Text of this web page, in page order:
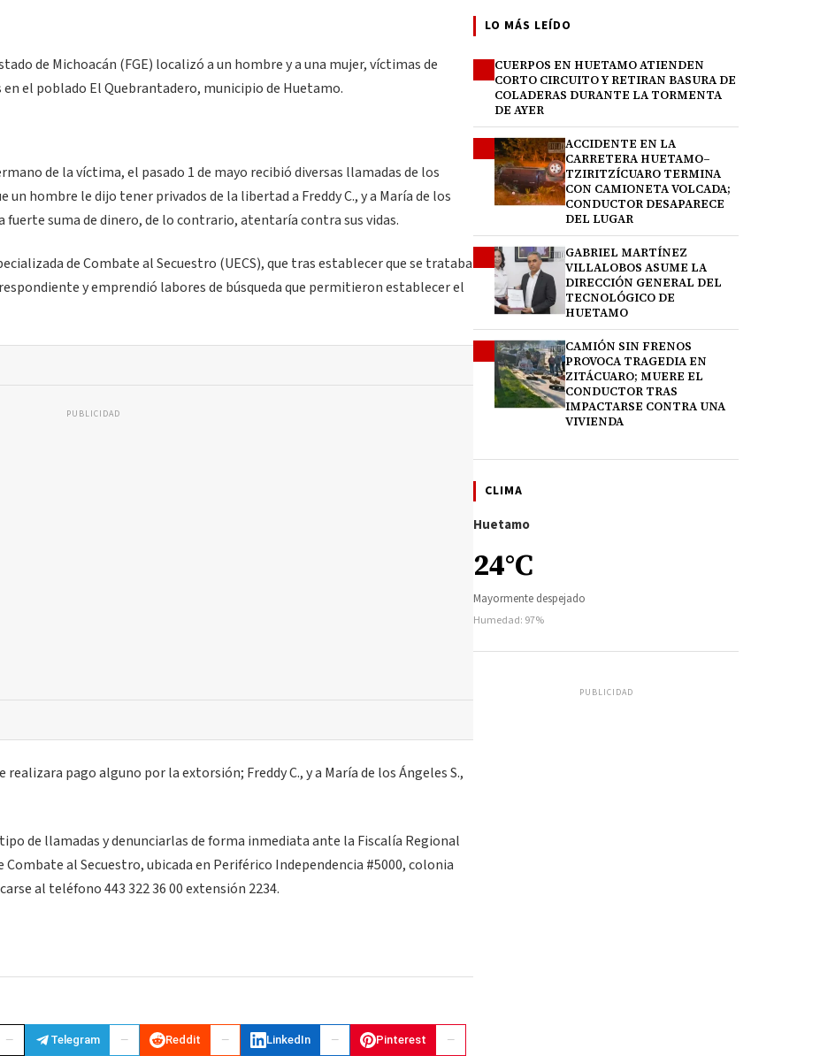
de Michoacán (FGE) localizó a un hombre y a una mujer, víctimas de
el poblado El Quebrantadero, municipio de Huetamo.
de la víctima, el pasado 1 de mayo recibió diversas llamadas de los
un hombre le dijo tener privados de la libertad a Freddy C., y a María de los
fuerte suma de dinero, de lo contrario, atentaría contra sus vidas.
de Combate al Secuestro (UECS), que tras establecer que se trataba
y emprendió labores de búsqueda que permitieron establecer el
PUBLICIDAD
pago alguno por la extorsión; Freddy C., y a María de los Ángeles S.,
de llamadas y denunciarlas de forma inmediata ante la Fiscalía Regional
Combate al Secuestro, ubicada en Periférico Independencia #5000, colonia
al teléfono 443 322 36 00 extensión 2234.
Telegram Reddit LinkedIn Pinterest
LO MÁS LEÍDO
CUERPOS EN HUETAMO ATIENDEN
CORTO CIRCUITO Y RETIRAN BASURA DE
COLADERAS DURANTE LA TORMENTA
DE AYER
ACCIDENTE EN LA
CARRETERA HUETAMO–
TZIRITZÍCUARO TERMINA
CON CAMIONETA VOLCADA;
CONDUCTOR DESAPARECE
DEL LUGAR
GABRIEL MARTÍNEZ
VILLALOBOS ASUME LA
DIRECCIÓN GENERAL DEL
TECNOLÓGICO DE
HUETAMO
CAMIÓN SIN FRENOS
PROVOCA TRAGEDIA EN
ZITÁCUARO; MUERE EL
CONDUCTOR TRAS
IMPACTARSE CONTRA UNA
VIVIENDA
CLIMA
Huetamo
24°C
Mayormente despejado
Humedad: 97%
PUBLICIDAD